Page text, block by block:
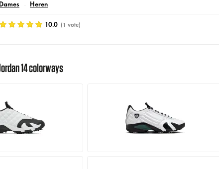
Dames Heren
10.0 (1 vote)
14 colorways